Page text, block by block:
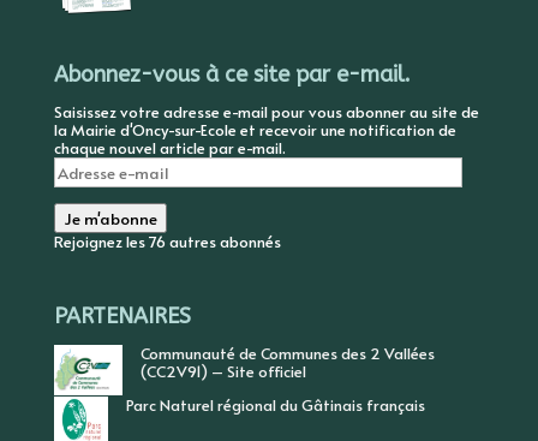
Abonnez-vous à ce site par e-mail.
Saisissez votre adresse e-mail pour vous abonner au site de
la Mairie d'Oncy-sur-Ecole et recevoir une notification de
chaque nouvel article par e-mail.
Adresse
e-
mail
Je m'abonne
Rejoignez les 76 autres abonnés
PARTENAIRES
Communauté de Communes des 2 Vallées
(CC2V91) – Site officiel
Parc Naturel régional du Gâtinais français